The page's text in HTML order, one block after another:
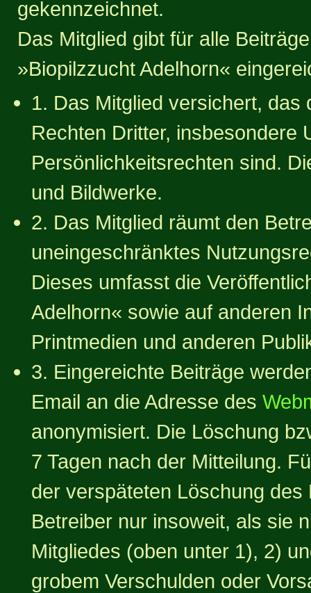
gekennzeichnet.
Das Mitglied gibt für alle
»Biopilzzucht Adelhorn«
1. Das Mitglied versichert,
Rechten Dritter, insbesondere
Persönlichkeitsrechten sind.
und Bildwerke.
2. Das Mitglied räumt den
uneingeschränktes
Dieses umfasst die
Adelhorn« sowie auf anderen
Printmedien und anderen
3. Eingereichte Beiträge
Email an die Adresse des
anonymisiert. Die Löschung
7 Tagen nach der Mitteilung.
der verspäteten Löschung
Betreiber nur insoweit, als sie
Mitgliedes (oben unter 1), 2)
grobem Verschulden oder